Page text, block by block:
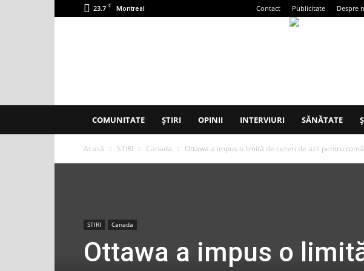
23.7 C Montreal Contact Publicitate Despre
COMUNITATE ȘTIRI OPINII INTERVIURI SĂNĂTATE
Acasă STIRI Canada Ottawa a impus o limită de cereri de azil pentru
STIRI Canada
Ottawa a impus o